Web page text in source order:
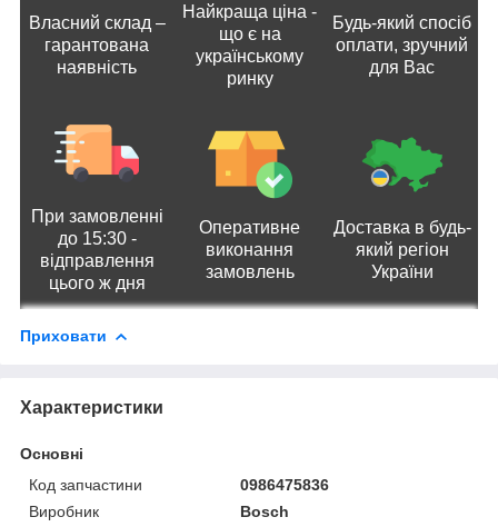
Власний склад –
гарантована
наявність
Найкраща ціна -
що є на
українському
ринку
Будь-який спосіб
оплати, зручний
для Вас
При замовленні
до 15:30 -
відправлення
цього ж дня
Оперативне
виконання
замовлень
Доставка в будь-
який регіон
України
Приховати
Характеристики
Основні
Код запчастини
0986475836
Виробник
Bosch